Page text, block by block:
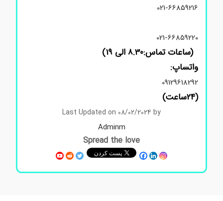
021-66859216
021-66859220
(ساعات تماس:8.30 الی 19)
واتساپ:
09129618292
Last Updated on 08/02/2024 by
Adminm
Spread the love